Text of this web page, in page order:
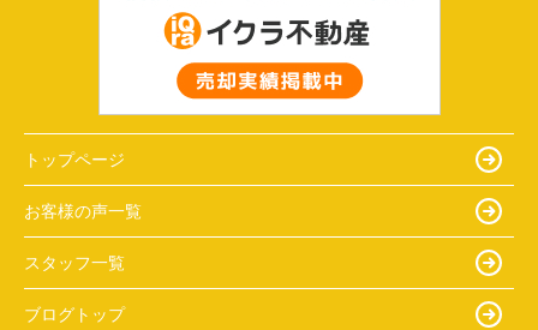
トップページ
お客様の声一覧
スタッフ一覧
ブログトップ